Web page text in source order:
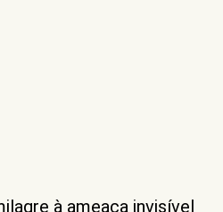
à ameaça invisível